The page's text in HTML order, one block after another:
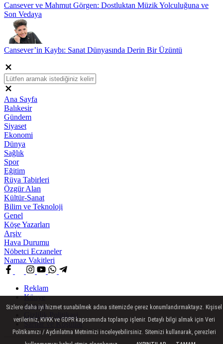
Cansever ve Mahmut Görgen: Dostluktan Müzik Yolculuğuna ve
Son Vedaya
Cansever’in Kaybı: Sanat Dünyasında Derin Bir Üzüntü
Ana Sayfa
Balıkesir
Gündem
Siyaset
Ekonomi
Dünya
Sağlık
Spor
Eğitim
Rüya Tabirleri
Özgür Alan
Kültür-Sanat
Bilim ve Teknoloji
Genel
Köşe Yazarları
Arşiv
Hava Durumu
Nöbetci Eczaneler
Namaz Vakitleri
Reklam
Künye
İletişim
Gizlilik Politikasi
Şartlar ve Koşullar
Sizlere daha iyi hizmet sunabilmek adına sitemizde çerez konumlandırmaktayız. Kişisel
verileriniz, KVKK ve GDPR kapsamında toplanıp işlenir. Detaylı bilgi almak için Veri
Politikamızı / Aydınlatma Metnimizi inceleyebilirsiniz. Sitemizi kullanarak, çerezleri